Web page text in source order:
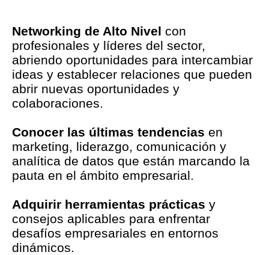
Networking de Alto Nivel con
profesionales y líderes del sector,
abriendo oportunidades para intercambiar
ideas y establecer relaciones que pueden
abrir nuevas oportunidades y
colaboraciones.
Conocer las últimas tendencias en
marketing, liderazgo, comunicación y
analítica de datos que están marcando la
pauta en el ámbito empresarial.
Adquirir herramientas prácticas y
consejos aplicables para enfrentar
desafíos empresariales en entornos
dinámicos.